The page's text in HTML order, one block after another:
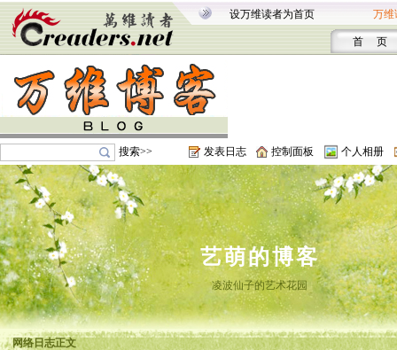
设万维读者为首页 万维
首 页
搜索>> 发表日志 控制面板 个人相册
艺萌的博客
凌波仙子的艺术花园
网络日志正文